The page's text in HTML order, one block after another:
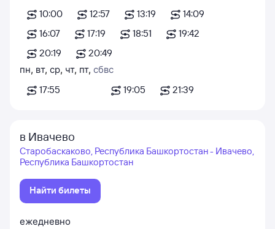
10:00
12:57 13:19
14:09
16:07
17:19 18:51
19:42
20:19
20:49
пн, вт, ср, чт, пт, сб
17:55
вс
19:05
21:39
в Ивачево
Старобаскаково, Республика Башкортостан - Ивачево,
Республика Башкортостан
Найти билеты
ежедневно